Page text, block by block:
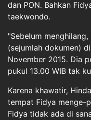
dan PON. Bahkan
taekwondo.
"Sebelum
(sejumlah dokumen)
November 2015. Dia
pukul 13.00 WIB tak
Karena khawatir,
tempat Fidya menge-
Fidya tidak ada di